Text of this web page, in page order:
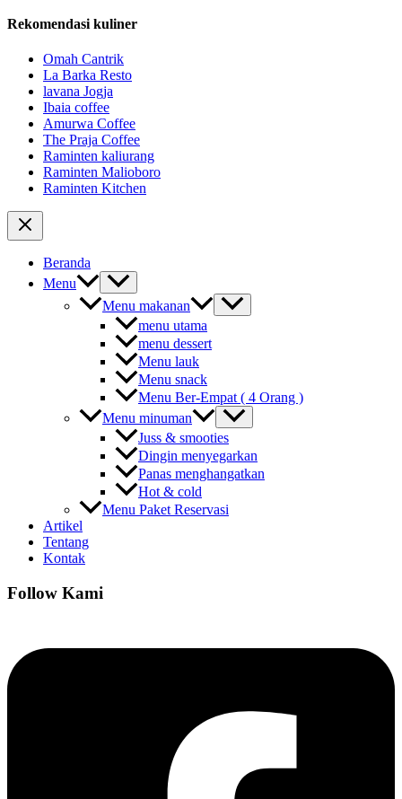
Rekomendasi kuliner
Omah Cantrik
La Barka Resto
lavana Jogja
Ibaia coffee
Amurwa Coffee
The Praja Coffee
Raminten kaliurang
Raminten Malioboro
Raminten Kitchen
Beranda
Menu
Menu makanan
menu utama
menu dessert
Menu lauk
Menu snack
Menu Ber-Empat ( 4 Orang )
Menu minuman
Juss & smooties
Dingin menyegarkan
Panas menghangatkan
Hot & cold
Menu Paket Reservasi
Artikel
Tentang
Kontak
Follow Kami